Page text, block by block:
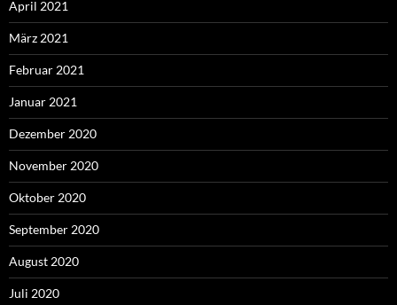
April 2021
März 2021
Februar 2021
Januar 2021
Dezember 2020
November 2020
Oktober 2020
September 2020
August 2020
Juli 2020